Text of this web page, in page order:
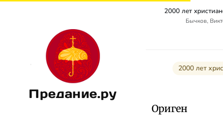
Предание.ру
Бычков,
2000 лет
Ориген